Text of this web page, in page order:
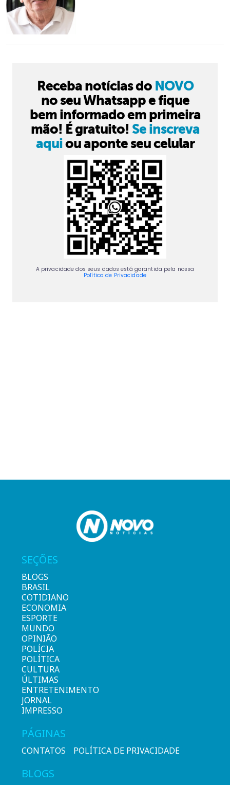
Receba notícias do NOVO
no seu Whatsapp e fique
bem informado em primeira
mão! É gratuito! Se inscreva
aquiou aponte seu celular
A privacidade dos seus dados está garantida pela nossa
Política de Privacidade
SEÇÕES
BLOGS
BRASIL
COTIDIANO
ECONOMIA
ESPORTE
MUNDO
OPINIÃO
POLÍCIA
POLÍTICA
CULTURA
ÚLTIMAS
ENTRETENIMENTO
JORNAL
IMPRESSO
PÁGINAS
CONTATOS POLÍTICA DE PRIVACIDADE
BLOGS